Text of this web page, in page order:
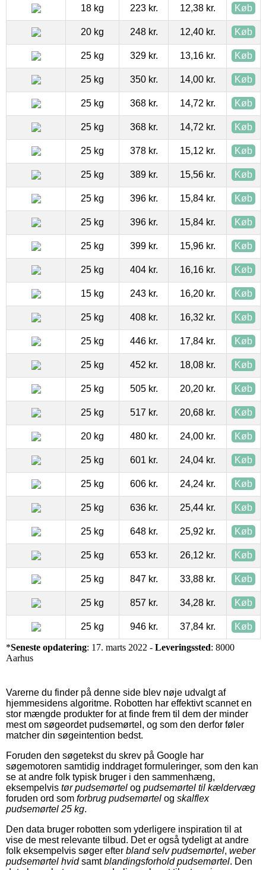
18 kg 223 kr. 12,38 kr. Køb
20 kg 248 kr. 12,40 kr. Køb
25 kg 329 kr. 13,16 kr. Køb
25 kg 350 kr. 14,00 kr. Køb
25 kg 368 kr. 14,72 kr. Køb
25 kg 368 kr. 14,72 kr. Køb
25 kg 378 kr. 15,12 kr. Køb
25 kg 389 kr. 15,56 kr. Køb
25 kg 396 kr. 15,84 kr. Køb
25 kg 396 kr. 15,84 kr. Køb
25 kg 399 kr. 15,96 kr. Køb
25 kg 404 kr. 16,16 kr. Køb
15 kg 243 kr. 16,20 kr. Køb
25 kg 408 kr. 16,32 kr. Køb
25 kg 446 kr. 17,84 kr. Køb
25 kg 452 kr. 18,08 kr. Køb
25 kg 505 kr. 20,20 kr. Køb
25 kg 517 kr. 20,68 kr. Køb
20 kg 480 kr. 24,00 kr. Køb
25 kg 601 kr. 24,04 kr. Køb
25 kg 606 kr. 24,24 kr. Køb
25 kg 636 kr. 25,44 kr. Køb
25 kg 648 kr. 25,92 kr. Køb
25 kg 653 kr. 26,12 kr. Køb
25 kg 847 kr. 33,88 kr. Køb
25 kg 857 kr. 34,28 kr. Køb
25 kg 946 kr. 37,84 kr. Køb
*Seneste opdatering: 17. marts 2022 - Leveringssted: 8000
Aarhus
Varerne du finder på denne side blev nøje udvalgt af
hjemmesidens algoritme. Robotten har effektivt scannet en
stor mængde produkter for at finde frem til dem der minder
mest om søgeordet pudsemørtel, og som den derfor føler
matcher din søgeintention bedst.
Foruden den søgetekst du skrev på Google har
søgemotoren samtidig inddraget formuleringer, som den kan
se at andre folk typisk bruger i den sammenhæng,
eksempelvis tør pudsemørtel og pudsemørtel til kældervæg
foruden ord som forbrug pudsemørtel og skalflex
pudsemørtel 25 kg.
Den data bruger robotten som yderligere inspiration til at
vise de mest relevante tilbud. Det er også tydeligt at andre
folk eksempelvis søger efter bland selv pudsemørtel, weber
pudsemørtel hvidsamtblandingsforhold pudsemørtel. Den